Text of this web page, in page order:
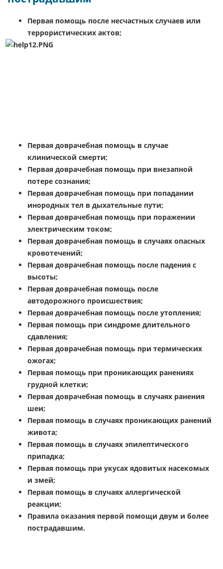
Первая помощь после несчастных случаев или
террористических актов;
Первая доврачебная помощь в случае
клинической смерти;
Первая доврачебная помощь при внезапной
потере сознания;
Первая доврачебная помощь при попадании
инородных тел в дыхательные пути;
Первая доврачебная помощь при поражении
электрическим током;
Первая доврачебная помощь в случаях опасных
кровотечений;
Первая доврачебная помощь после падения с
высоты;
Первая доврачебная помощь после
автодорожного происшествия;
Первая доврачебная помощь после утопления;
Первая помощь при синдроме длительного
сдавления;
Первая доврачебная помощь при термических
ожогах;
Первая помощь при проникающих ранениях
грудной клетки;
Первая доврачебная помощь в случаях ранения
шеи;
Первая помощь в случаях проникающих ранений
живота;
Первая помощь в случаях эпилептического
припадка;
Первая помощь при укусах ядовитых насекомых
и змей;
Первая помощь в случаях аллергической
реакции;
Правила оказания первой помощи двум и более
пострадавшим.